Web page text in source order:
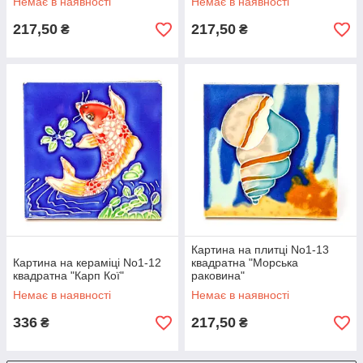
217,50 ₴ 217,50 ₴
Картина на кераміці No1-12
квадратна "Карп Кої"
Немає в наявності
336 ₴
Картина на плитці No1-13
квадратна "Морська
раковина"
Немає в наявності
217,50 ₴